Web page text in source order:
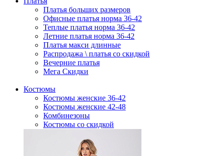
Платья больших размеров
Офисные платья норма 36-42
Теплые платья норма 36-42
Летние платья норма 36-42
Платья макси длинные
Распродажа \ платья со скидкой
Вечерние платья
Мега Скидки
Костюмы
Костюмы женские 36-42
Костюмы женские 42-48
Комбинезоны
Костюмы со скидкой